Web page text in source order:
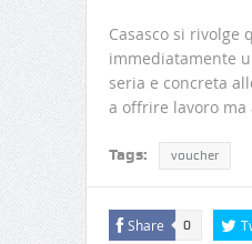
Casasco si rivolge
immediatamente
seria e concreta
a offrire lavoro ma
Tags: voucher
Share 0